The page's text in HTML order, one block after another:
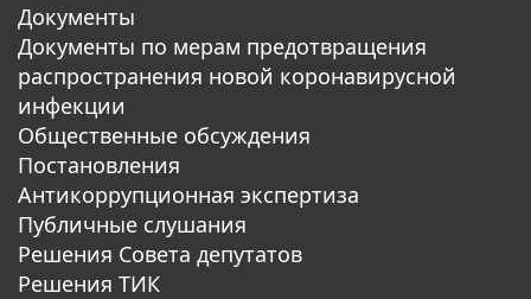
Документы
Документы по мерам предотвращения
распространения новой коронавирусной
инфекции
Общественные обсуждения
Постановления
Антикоррупционная экспертиза
Публичные слушания
Решения Совета депутатов
Решения ТИК